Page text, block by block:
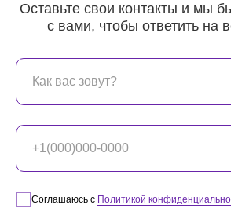
Оставьте свои контакты и мы
с вами, чтобы ответить на
Соглашаюсь с Политикой